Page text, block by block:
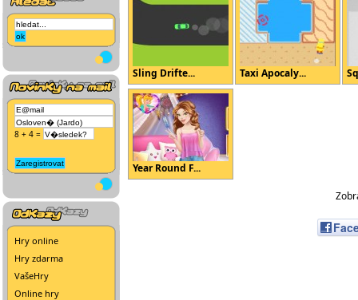
8 + 4 =
Hry online
Hry zdarma
VašeHry
Online hry
Sling Drifte... Taxi Apocaly...
Year Round F...